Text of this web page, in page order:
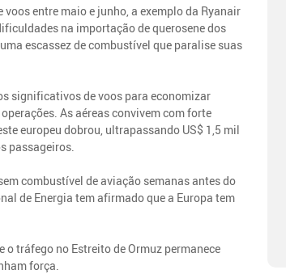
entre maio e junho, a exemplo da Ryanair
na importação de querosene dos
escassez de combustível que paralise suas
significativos de voos para economizar
As aéreas convivem com forte
europeu dobrou, ultrapassando US$ 1,5 mil
passageiros.
combustível de aviação semanas antes do
de Energia tem afirmado que a Europa tem
o tráfego no Estreito de Ormuz permanece
força.